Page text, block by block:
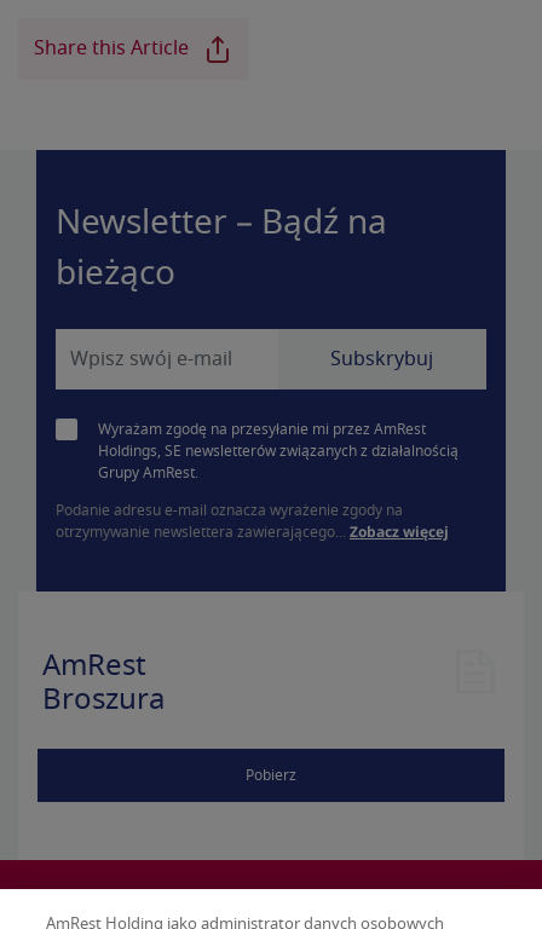
Share this Article
Newsletter – Bądź na
bieżąco
Wyrażam zgodę na przesyłanie mi przez AmRest
Holdings, SE newsletterów związanych z działalnością
Grupy AmRest.
Podanie adresu e-mail oznacza wyrażenie zgody na
otrzymywanie newslettera zawierającego... Zobacz więcej
AmRest
Broszura
Pobierz
AmRest Holding jako administrator danych osobowych